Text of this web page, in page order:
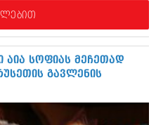
სოფიას მეჩეთად
გავლენის